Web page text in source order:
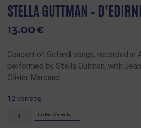
STELLA GUTTMAN –
13.00 €
Concert of Sefardi songs, recorded in
performed by Stella Gutman, with
Olivier Marcaud.
12 vorrätig
In den Warenkorb